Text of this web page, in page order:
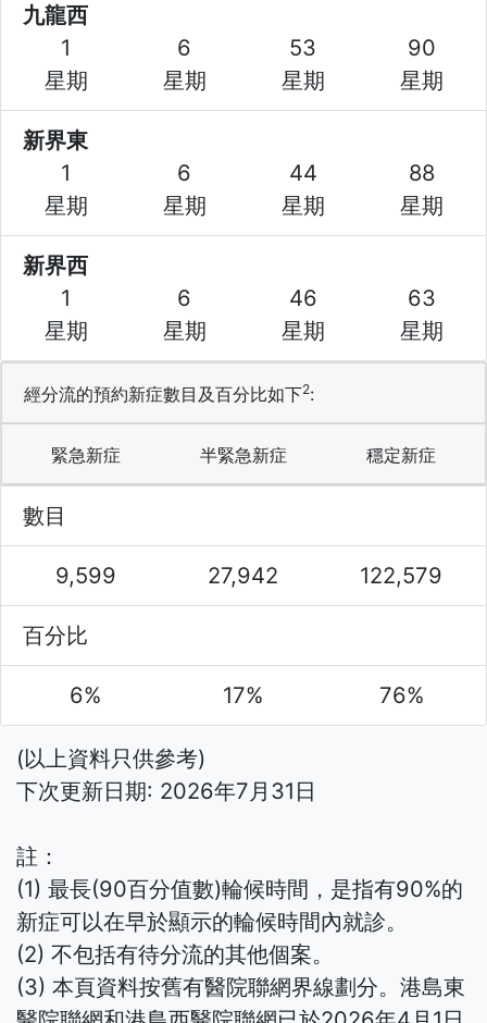
九龍西
1
6 53
90
星期
星期 星期 星期
新界東
1
6 44
88
星期
星期 星期 星期
新界西
1
6 46
63
星期
星期 星期 星期
經分流的預約新症數目及百分比如下2:
緊急新症 半緊急新症 穩定新症
數目
9,599 27,942 122,579
百分比
6% 17% 76%
(以上資料只供參考)
下次更新日期: 2026年7月31日
註：
(1) 最長(90百分值數)輪候時間，是指有90%的
新症可以在早於顯示的輪候時間內就診。
(2) 不包括有待分流的其他個案。
(3) 本頁資料按舊有醫院聯網界線劃分。港島東